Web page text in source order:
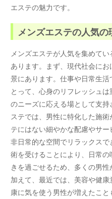
エステの魅力です。
メンズエステの人気の
メンズエステが人気を集めて
あります。まず、現代社会に
景にあります。仕事や日常生
とって、心身のリフレッシュ
のニーズに応える場として支
ステでは、男性に特化した施
テにはない細やかな配慮やサー
非日常的な空間でリラックス
術を受けることにより、日常
きを過ごせるため、多くの男性
加えて、最近では、美容や健
康に気を使う男性が増えたこ